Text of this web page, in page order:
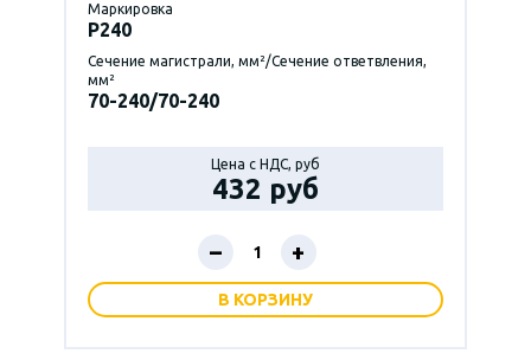
Маркировка
P240
Сечение магистрали, мм²/Сечение ответвления,
мм²
70-240/70-240
Цена с НДС, руб
432 руб
– +
В КОРЗИНУ